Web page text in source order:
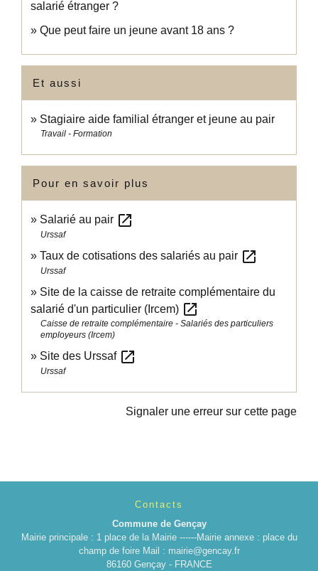
salarié étranger ?
Que peut faire un jeune avant 18 ans ?
Et aussi
Stagiaire aide familial étranger et jeune au pair
Travail - Formation
Pour en savoir plus
Salarié au pair open_in_new
Urssaf
Taux de cotisations des salariés au pair open_in_new
Urssaf
Site de la caisse de retraite complémentaire du
salarié d'un particulier (Ircem) open_in_new
Caisse de retraite complémentaire - Salariés des particuliers
employeurs (Ircem)
Site des Urssaf open_in_new
Urssaf
Signaler une erreur sur cette page
Contacts
Commune de Gençay
Mairie principale : 1 place de la Mairie ------Mairie annexe : place du
champ de foire Mail : mairie@gencay.fr
86160 Gençay - FRANCE